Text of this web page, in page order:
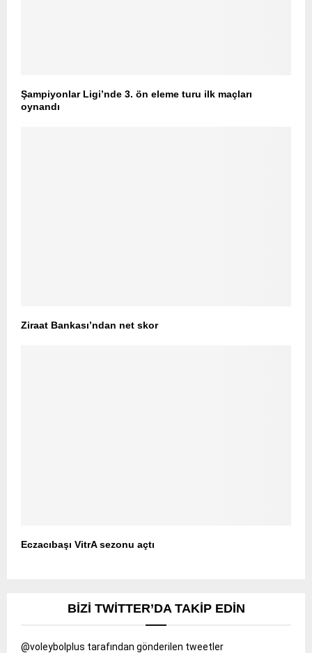
Şampiyonlar Ligi’nde 3. ön eleme turu ilk maçları
oynandı
Ziraat Bankası’ndan net skor
Eczacıbaşı VitrA sezonu açtı
BIZI TWITTER’DA TAKIP EDIN
@voleybolplus tarafından gönderilen tweetler